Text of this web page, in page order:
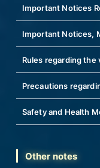
Important Notices
Important Notices,
Rules regarding
Precautions
Safety and Health
Other notes